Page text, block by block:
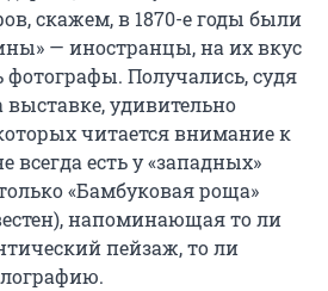
скажем, в 1870-е годы были
— иностранцы, на их вкус
фотографы. Получались, судя
удивительно
читается внимание к
всегда есть у «западных»
«Бамбуковая роща»
напоминающая то ли
пейзаж, то ли